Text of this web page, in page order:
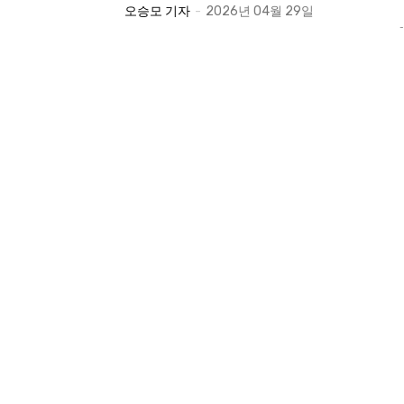
오승모 기자 - 2026년 04월 29일